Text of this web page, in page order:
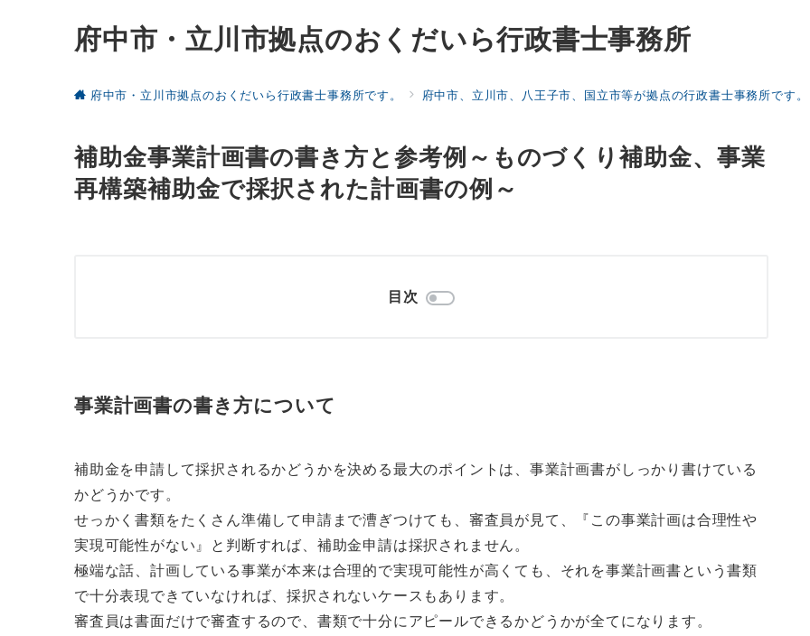
府中市・立川市拠点のおくだいら行政書士事務所
府中市・立川市拠点のおくだいら行政書士事務所です。 府中市、立川市、八王子市、国立市等が拠点の行政書士事務所です。
補助金事業計画書の書き方と参考例～ものづくり補助金、事業
再構築補助金で採択された計画書の例～
目次
事業計画書の書き方について
補助金を申請して採択されるかどうかを決める最大のポイントは、事業計画書がしっかり書けている
かどうかです。
せっかく書類をたくさん準備して申請まで漕ぎつけても、審査員が見て、『この事業計画は合理性や
実現可能性がない』と判断すれば、補助金申請は採択されません。
極端な話、計画している事業が本来は合理的で実現可能性が高くても、それを事業計画書という書類
で十分表現できていなければ、採択されないケースもあります。
審査員は書面だけで審査するので、書類で十分にアピールできるかどうかが全てになります。